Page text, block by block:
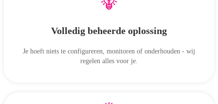
Volledig beheerde oplossing
Je hoeft niets te configureren, monitoren of onderhouden - wij
regelen alles voor je.